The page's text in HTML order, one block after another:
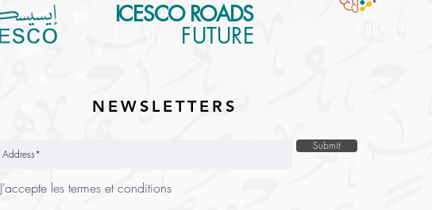
ICESCO ROADS
FUTURE
NEWSLETTERS
Submit
J’accepte les termes et conditions